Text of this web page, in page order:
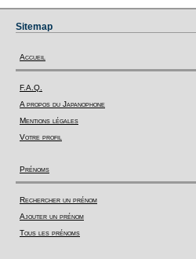
Sitemap
Accueil
F.A.Q.
A propos du Japanophone
Mentions légales
Votre profil
Prénoms
Rechercher un prénom
Ajouter un prénom
Tous les prénoms